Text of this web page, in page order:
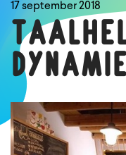
17 september 2018